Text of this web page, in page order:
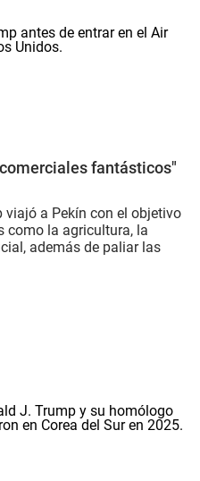
fantásticos"
viajó a Pekín con el objetivo
como la agricultura, la
además de paliar las